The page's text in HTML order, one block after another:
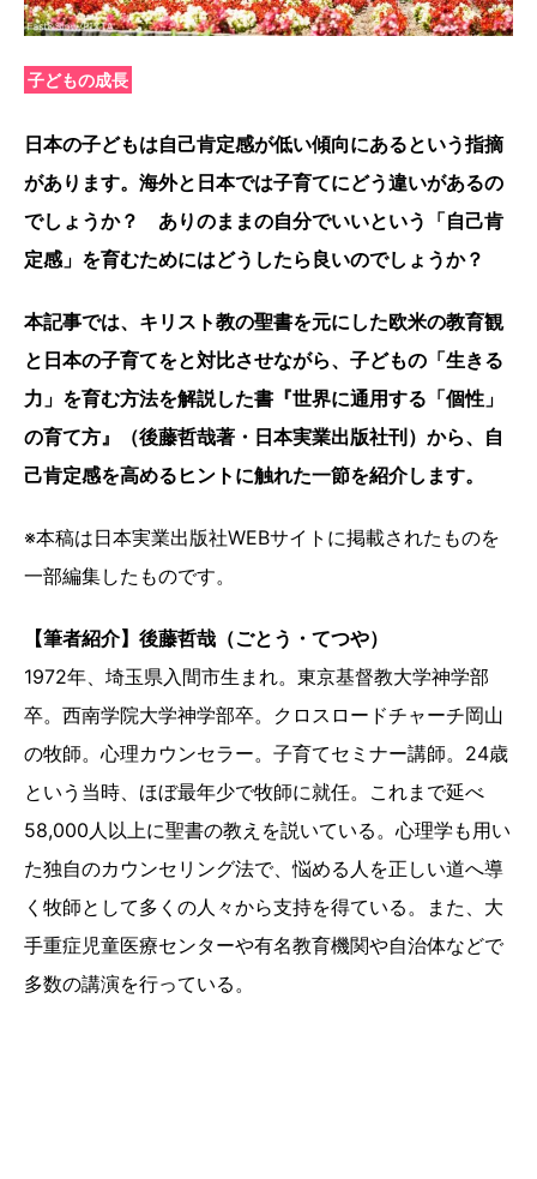
子どもの成長
日本の子どもは自己肯定感が低い傾向にあるという指摘
があります。海外と日本では子育てにどう違いがあるの
でしょうか？ ありのままの自分でいいという「自己肯
定感」を育むためにはどうしたら良いのでしょうか？
本記事では、キリスト教の聖書を元にした欧米の教育観
と日本の子育てをと対比させながら、子どもの「生きる
力」を育む方法を解説した書『世界に通用する「個性」
の育て方』（後藤哲哉著・日本実業出版社刊）から、自
己肯定感を高めるヒントに触れた一節を紹介します。
※本稿は日本実業出版社WEBサイトに掲載されたものを
一部編集したものです。
【筆者紹介】後藤哲哉（ごとう・てつや）
1972年、埼玉県入間市生まれ。東京基督教大学神学部
卒。西南学院大学神学部卒。クロスロードチャーチ岡山
の牧師。心理カウンセラー。子育てセミナー講師。24歳
という当時、ほぼ最年少で牧師に就任。これまで延べ
58,000人以上に聖書の教えを説いている。心理学も用い
た独自のカウンセリング法で、悩める人を正しい道へ導
く牧師として多くの人々から支持を得ている。また、大
手重症児童医療センターや有名教育機関や自治体などで
多数の講演を行っている。